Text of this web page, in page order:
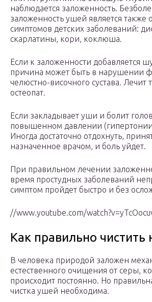
наблюдается заложенность.
заложенность ушей является также
симптомов детских заболеваний:
скарлатины, кори, коклюша.
Если к заложенности добавляется
причина может быть в нарушении
челюстно-височного сустава. Лечит
остеопат.
Если закладывает уши и болит
повышенном давлении
Иногда достаточно отдохнуть,
назначенное врачом, и боль уйдет.
При правильном лечении
время простудных заболеваний
симптом пройдет быстро и без
//www.youtube.com/
Как правильно чистить
В человека природой заложен
естественного очищения от серы,
происходит постоянно. Но
чистка ушей необходима.